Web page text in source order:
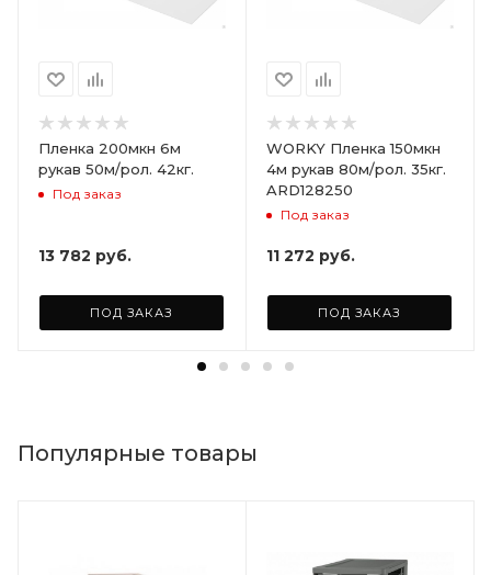
Пленка 200мкн 6м
рукав 50м/рол. 42кг.
Под заказ
13 782 руб.
ПОД ЗАКАЗ
WORKY Пленка 150мкн
4м рукав 80м/рол. 35кг.
ARD128250
Под заказ
11 272 руб.
ПОД ЗАКАЗ
Популярные товары